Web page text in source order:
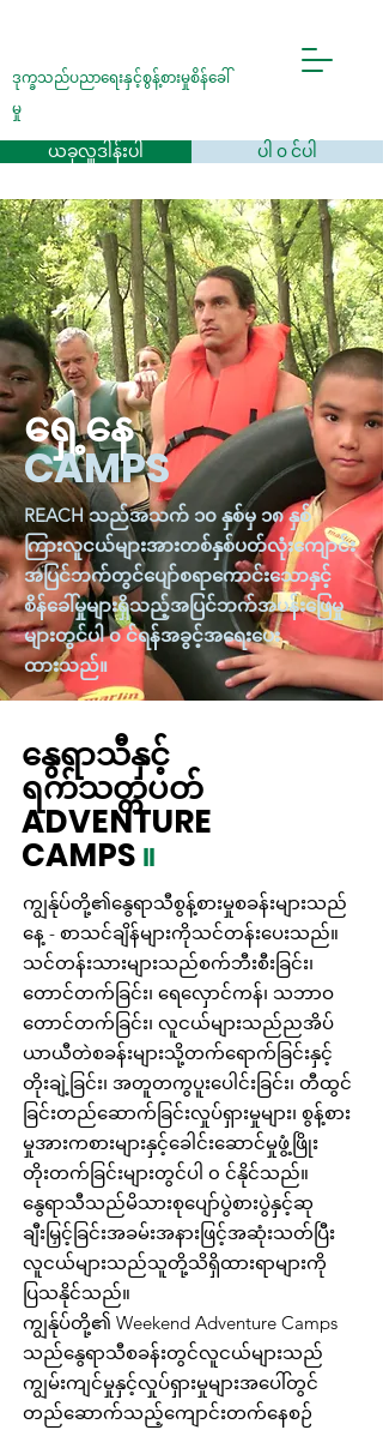
ဒုက္ခသည်ပညာရေးနှင့်စွန့်စားမှုစိန်ခေါ်
မှု
ယခုလှူဒါန်းပါ ပါ ၀ င်ပါ
ရှေ့နေ
CAMPS
REACH သည်အသက် ၁၀ နှစ်မှ ၁၈ နှစ်
ကြားလူငယ်များအားတစ်နှစ်ပတ်လုံးကျောင်း
အပြင်ဘက်တွင်ပျော်စရာကောင်းသောနှင့်
စိန်ခေါ်မှုများရှိသည့်အပြင်ဘက်အပန်းဖြေမှု
များတွင်ပါ ၀ င်ရန်အခွင့်အရေးပေး
ထားသည်။
နွေရာသီနှင့်
ရက်သတ္တပတ်
ADVENTURE
CAMPS။
ကျွန်ုပ်တို့၏နွေရာသီစွန့်စားမှုစခန်းများသည်
နေ့ - စာသင်ချိန်များကိုသင်တန်းပေးသည်။
သင်တန်းသားများသည်စက်ဘီးစီးခြင်း၊
တောင်တက်ခြင်း၊ ရေလှောင်ကန်၊ သဘာဝ
တောင်တက်ခြင်း၊ လူငယ်များသည်ညအိပ်
ယာယီတဲစခန်းများသို့တက်ရောက်ခြင်းနှင့်
တိုးချဲ့ခြင်း၊ အတူတကွပူးပေါင်းခြင်း၊ တီထွင်
ခြင်းတည်ဆောက်ခြင်းလှုပ်ရှားမှုများ၊ စွန့်စား
မှုအားကစားများနှင့်ခေါင်းဆောင်မှုဖွံ့ဖြိုး
တိုးတက်ခြင်းများတွင်ပါ ၀ င်နိုင်သည်။
နွေရာသီသည်မိသားစုပျော်ပွဲစားပွဲနှင့်ဆု
ချီးမြှင့်ခြင်းအခမ်းအနားဖြင့်အဆုံးသတ်ပြီး
လူငယ်များသည်သူတို့သိရှိထားရာများကို
ပြသနိုင်သည်။
ကျွန်ုပ်တို့၏ Weekend Adventure Camps
သည်နွေရာသီစခန်းတွင်လူငယ်များသည်
ကျွမ်းကျင်မှုနှင့်လှုပ်ရှားမှုများအပေါ်တွင်
တည်ဆောက်သည့်ကျောင်းတက်နေစဉ်